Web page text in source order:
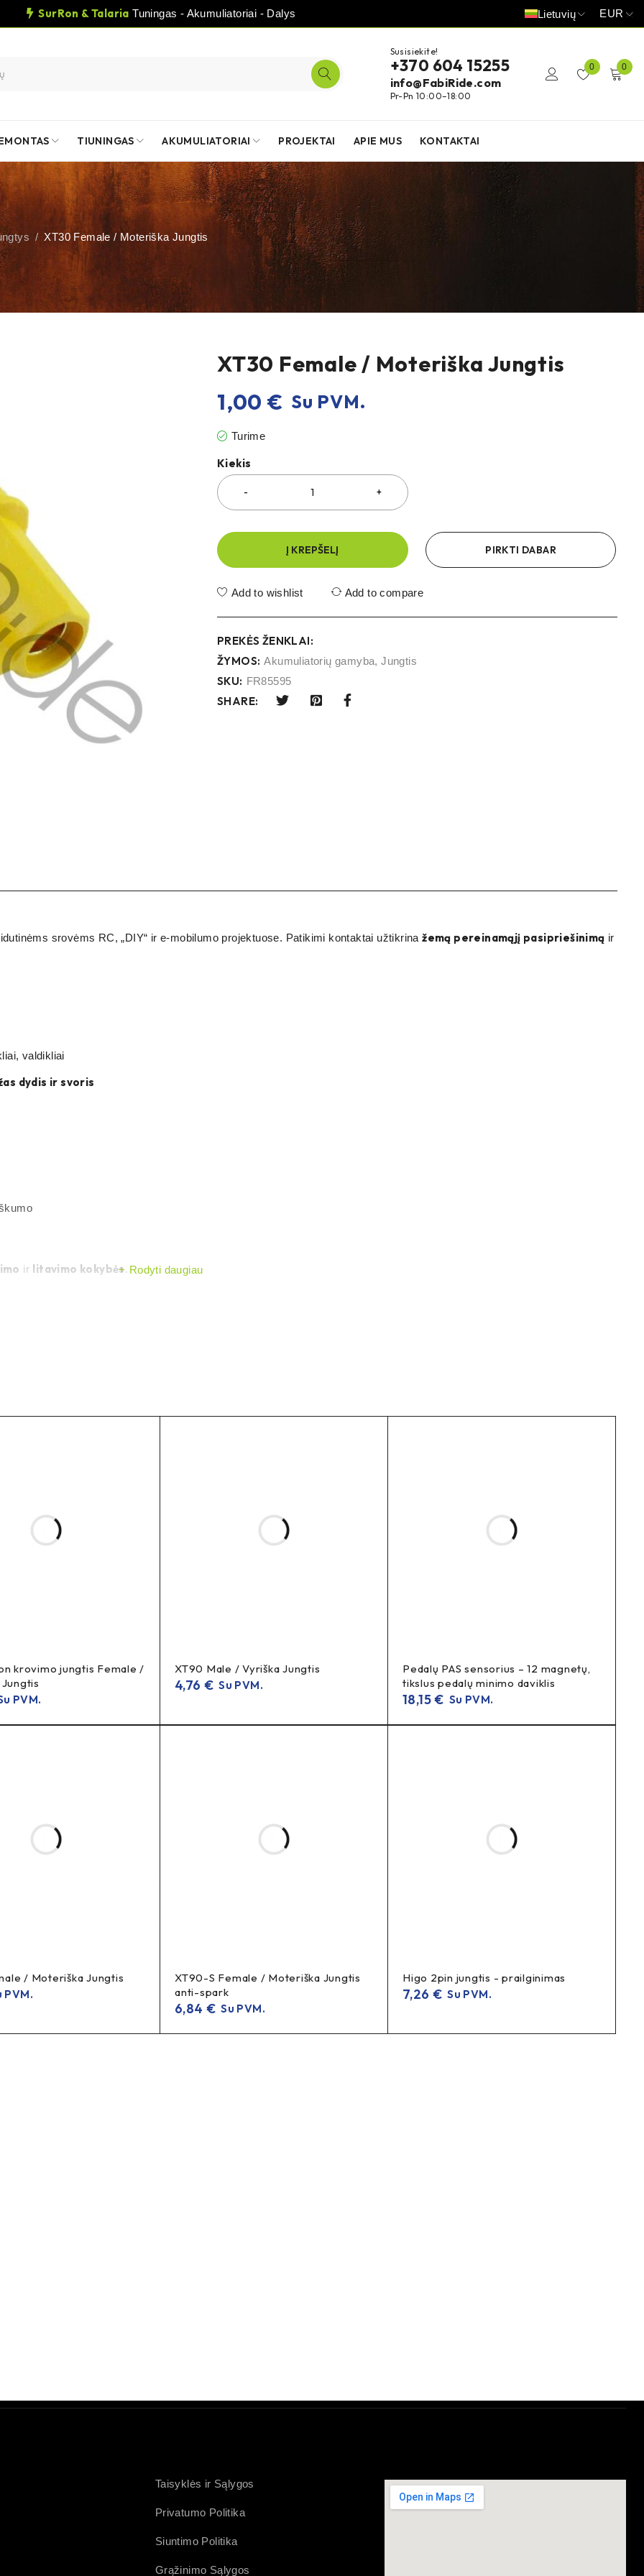
SurRon & Talaria Tuningas - Akumuliatoriai - Dalys Lietuvių EUR
Susisiekite!
+370 604 15255
info@FabiRide.com
Pr-Pn 10:00–18:00
0 0
TIUNINGAS AKUMULIATORIAI PROJEKTAI APIE MUS KONTAKTAI
/ XT30 Female / Moteriška Jungtis
XT30 Female / Moteriška Jungtis
1,00 € Su PVM.
Turime
Kiekis
Į KREPŠELĮ PIRKTI DABAR
Add to wishlist Add to compare
PREKĖS ŽENKLAI:
ŽYMOS: Akumuliatorių gamyba,Jungtis
SKU: FR85595
SHARE:
srovėms RC, „DIY“ ir e-mobilumo projektuose. Patikimi kontaktai užtikrinažemą pereinamąjį pasipriešinimą ir
valdikliai
dydis ir svoris
ir litavimo kokybės. Rodyti daugiau
krovimo jungtis Female /
PVM.
XT90 Male / Vyriška Jungtis
4,76 € Su PVM.
Pedalų PAS sensorius – 12 magnetų,
tikslus pedalų minimo daviklis
18,15€ Su PVM.
/ Moteriška Jungtis
PVM.
XT90-S Female / Moteriška Jungtis
anti-spark
6,84 € Su PVM.
Higo 2pin jungtis - prailginimas
7,26 € Su PVM.
Taisyklės ir Sąlygos
Privatumo Politika
Siuntimo Politika
Grąžinimo Sąlygos